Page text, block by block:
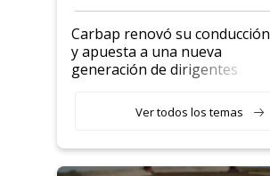
Carbap renovó su conducción
y apuesta a una nueva
generación de dirigentes
Ver todos los temas